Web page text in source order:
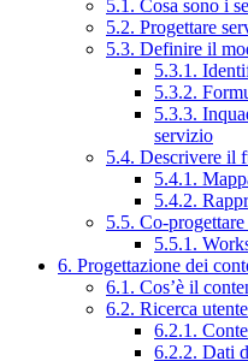
5.1. Cosa sono i
5.2. Progettare
5.3. Definire il
5.3.1.
5.3.2.
5.3.3.
servizio
5.4. Descrivere il
5.4.1.
5.4.2.
5.5. Co-
5.5.1.
6. Progettazione dei
6.1. Cos’è il
6.2. Ricerca
6.2.1.
6.2.2. Dati